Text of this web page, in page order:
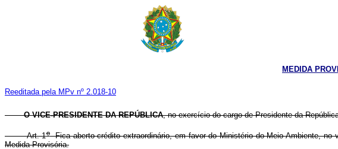
MEDIDA
Reeditada pela MPv nº 2.018-10
O VICE-PRESIDENTE DA REPÚBLICA, no exercício do cargo de Presidente da
Art. 1oFica aberto crédito extraordinário, em favor do Ministério do Meio Ambiente, no
Medida Provisória.